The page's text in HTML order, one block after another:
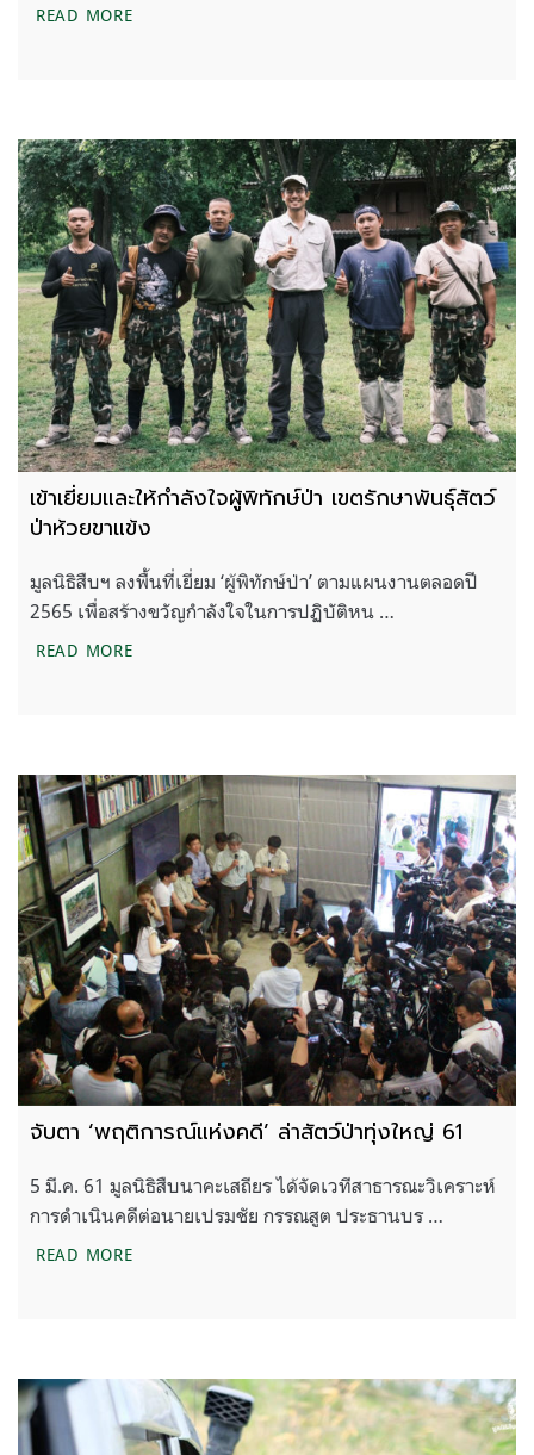
READ MOREWORLD RANGER DAY : EP.2 สองโลกที่ช่างแตกต่าง
เข้าเยี่ยมและให้กำลังใจผู้พิทักษ์ป่า เขตรักษาพันธุ์สัตว์
ป่าห้วยขาแข้ง
มูลนิธิสืบฯ ลงพื้นที่เยี่ยม ‘ผู้พิทักษ์ป่า’ ตามแผนงานตลอดปี
2565 เพื่อสร้างขวัญกำลังใจในการปฏิบัติหน …
READ MOREเข้าเยี่ยมและให้กำลังใจผู้พิทักษ์ป่า เขตรักษาพันธุ์สัตว์
จับตา ‘พฤติการณ์แห่งคดี’ ล่าสัตว์ป่าทุ่งใหญ่ 61
5 มี.ค. 61 มูลนิธิสืบนาคะเสถียร ได้จัดเวทีสาธารณะวิเคราะห์
การดำเนินคดีต่อนายเปรมชัย กรรณสูต ประธานบร …
READ MOREจับตา ‘พฤติการณ์แห่งคดี’ ล่าสัตว์ป่าทุ่งใหญ่ 61